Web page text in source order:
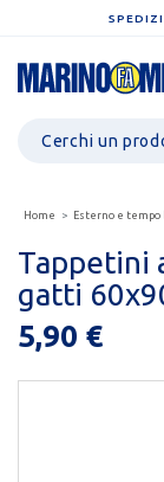
Home Esterno e tempo
Tappetini
gatti
5,90 €